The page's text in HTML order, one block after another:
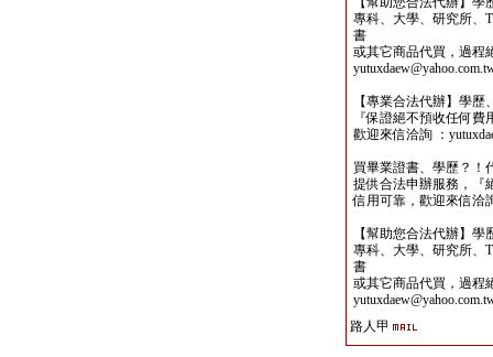
專科、大學、研究所、
書
或其它商品代買，過程
【專業合法代辦】學
『保證絕不預收任何
歡迎來信洽詢 ：
買畢業證書、學歷？！
提供合法申辦服務，『
信用可靠，歡迎來信洽
【幫助您合法代辦】
專科、大學、研究所、
書
或其它商品代買，過程
路人甲